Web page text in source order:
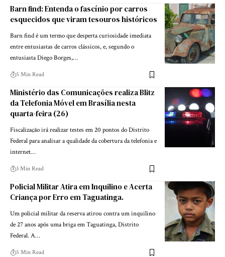
Barn find: Entenda o fascínio por carros
esquecidos que viram tesouros históricos
Barn find é um termo que desperta curiosidade imediata
entre entusiastas de carros clássicos, e, segundo o
entusiasta Diego Borges,…
5 Min Read
Ministério das Comunicações realiza Blitz
da Telefonia Móvel em Brasília nesta
quarta-feira (26)
Fiscalização irá realizar testes em 20 pontos do Distrito
Federal para analisar a qualidade da cobertura da telefonia e
internet…
3 Min Read
Policial Militar Atira em Inquilino e Acerta
Criança por Erro em Taguatinga.
Um policial militar da reserva atirou contra um inquilino
de 27 anos após uma briga em Taguatinga, Distrito
Federal. A…
5 Min Read